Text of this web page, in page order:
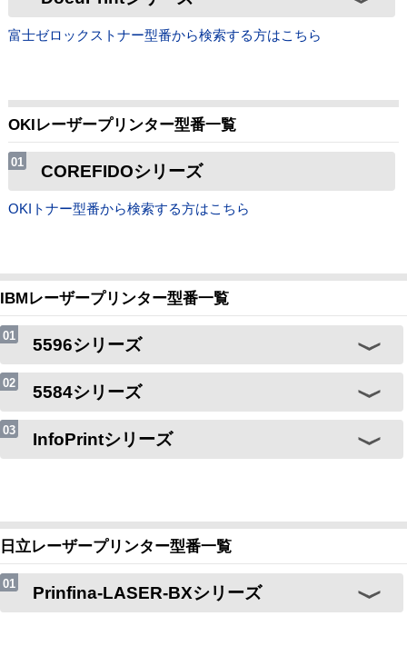
富士ゼロックストナー型番から検索する方はこちら
OKIレーザープリンター型番一覧
COREFIDOシリーズ
OKIトナー型番から検索する方はこちら
IBMレーザープリンター型番一覧
5596シリーズ
5584シリーズ
InfoPrintシリーズ
日立レーザープリンター型番一覧
Prinfina-LASER-BXシリーズ